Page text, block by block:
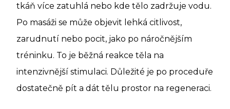
tkáň více zatuhlá nebo kde tělo zadržuje vodu.
Po masáži se může objevit lehká citlivost,
zarudnutí nebo pocit, jako po náročnějším
tréninku. To je běžná reakce těla na
intenzivnější stimulaci. Důležité je po proceduře
dostatečně pít a dát tělu prostor na regeneraci.